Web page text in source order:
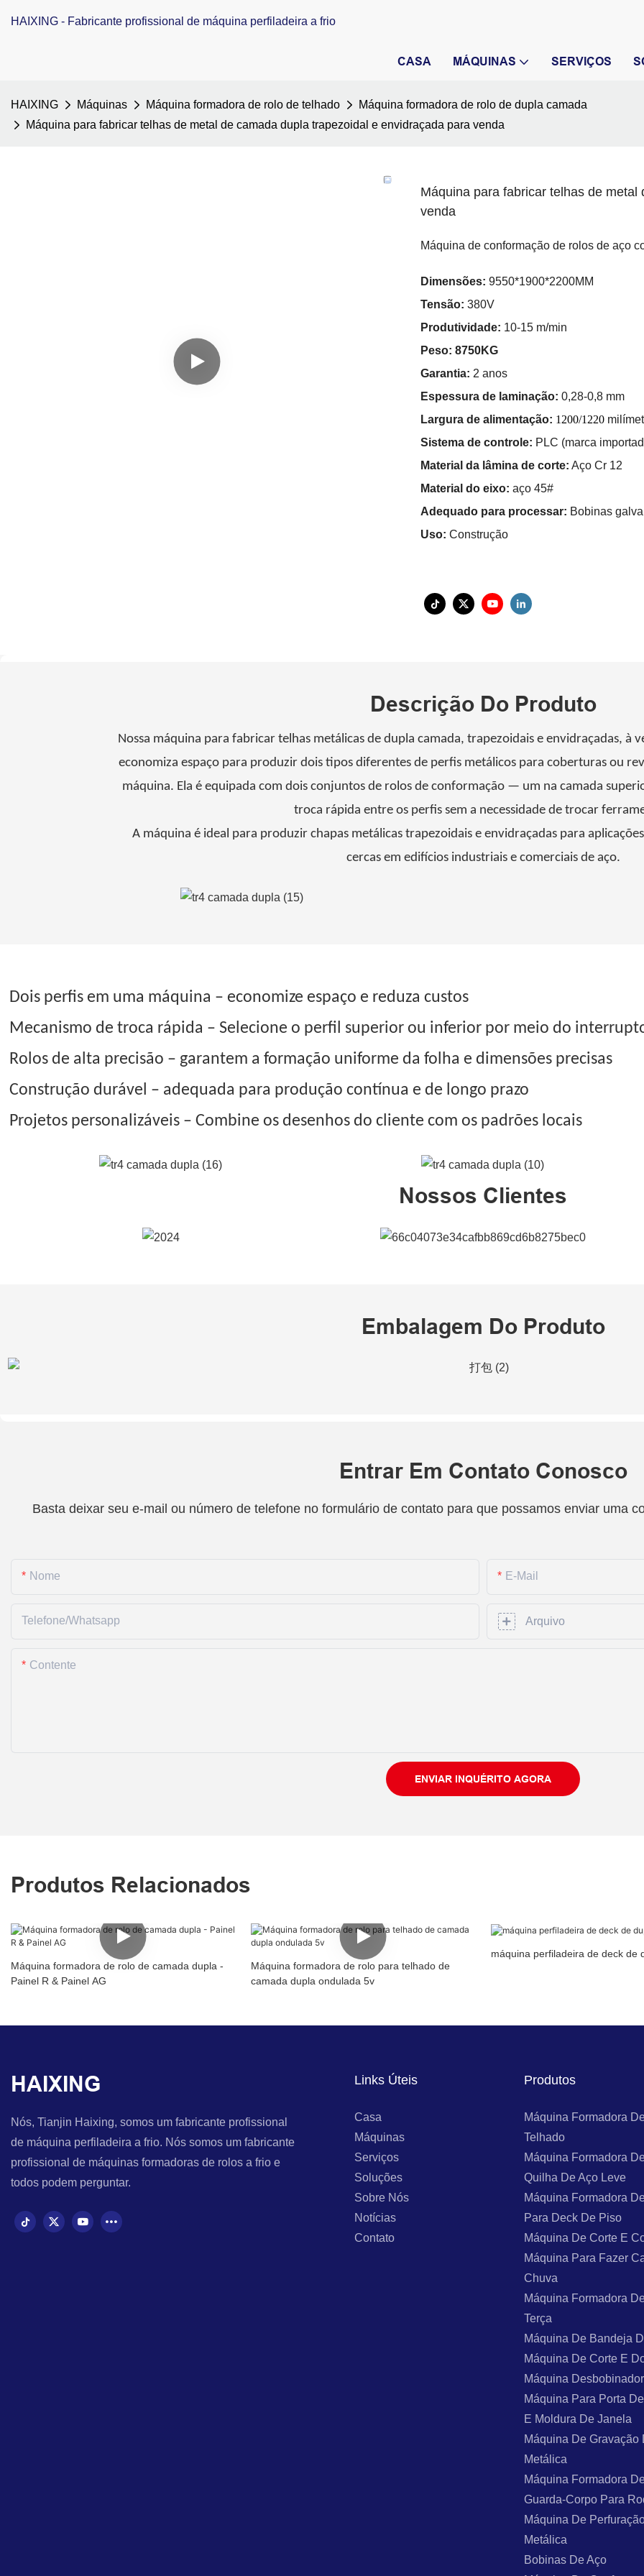
HAIXING - Fabricante profissional de máquina perfiladeira a frio
CASA MÁQUINAS SERVIÇOS
HAIXING Máquinas Máquina formadora de rolo de telhado
Máquina formadora de rolo de dupla camada
Máquina para fabricar telhas de metal de camada dupla trapezoidal e envidraçada para venda
Máquina para fabricar telhas de
venda
Máquina de conformação de rolos de aço
Dimensões: 9550*1900*2200MM
Tensão: 380V
Produtividade: 10-15 m/min
Peso: 8750KG
Garantia: 2 anos
Espessura de laminação: 0,28-0,8 mm
Largura de alimentação: 1200/1220
Sistema de controle: PLC (marca
Material da lâmina de corte: Aço Cr 12
Material do eixo: aço 45#
Adequado para processar: Bobinas
Uso: Construção
Descrição Do Produto
Nossa máquina para fabricar telhas metálicas de dupla camada, trapezoidais e envidraçadas, à
economiza espaço para produzir dois tipos diferentes de perfis metálicos para coberturas ou
máquina. Ela é equipada com dois conjuntos de rolos de conformação — um na camada
troca rápida entre os perfis sem a necessidade de trocar
A máquina é ideal para produzir chapas metálicas trapezoidais e envidraçadas para
cercas em edifícios industriais e comerciais de aço.
Dois perfis em uma máquina – economize espaço e reduza custos
Mecanismo de troca rápida – Selecione o perfil superior ou inferior por meio do
Rolos de alta precisão – garantem a formação uniforme da folha e dimensões precisas
Construção durável – adequada para produção contínua e de longo prazo
Projetos personalizáveis ​​– Combine os desenhos do cliente com os padrões locais
Nossos Clientes
Embalagem Do Produto
Entrar Em Contato Conosco
Basta deixar seu e-mail ou número de telefone no formulário de contato para que possamos enviar uma
Nome E-Mail
Telefone/whatsapp Arquivo
Contente
ENVIAR INQUÉRITO AGORA
Produtos Relacionados
Máquina formadora de rolo de camada dupla -
Painel R & Painel AG
Máquina formadora de rolo para telhado de
camada dupla ondulada 5v
máquina perfiladeira de deck de
HAIXING
Nós, Tianjin Haixing, somos um fabricante profissional
de máquina perfiladeira a frio. Nós somos um fabricante
profissional de máquinas formadoras de rolos a frio e
todos podem perguntar.
Links Úteis
Casa
Máquinas
Serviços
Soluções
Sobre Nós
Notícias
Contato
Produtos
Máquina Formadora
Telhado
Máquina Formadora
Quilha De Aço Leve
Máquina Formadora
Para Deck De Piso
Máquina De Corte E
Máquina Para Fazer
Chuva
Máquina Formadora
Terça
Máquina De Bandeja
Máquina De Corte E
Máquina
Máquina Para Porta
E Moldura De Janela
Máquina De Gravação
Metálica
Máquina Formadora
Guarda-Corpo Para
Máquina De
Metálica
Bobinas De Aço